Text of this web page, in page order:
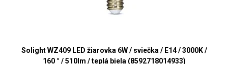
Solight WZ409 LED žiarovka 6W / sviečka / E14 / 3000K /
160 ° / 510lm / teplá biela (8592718014933)